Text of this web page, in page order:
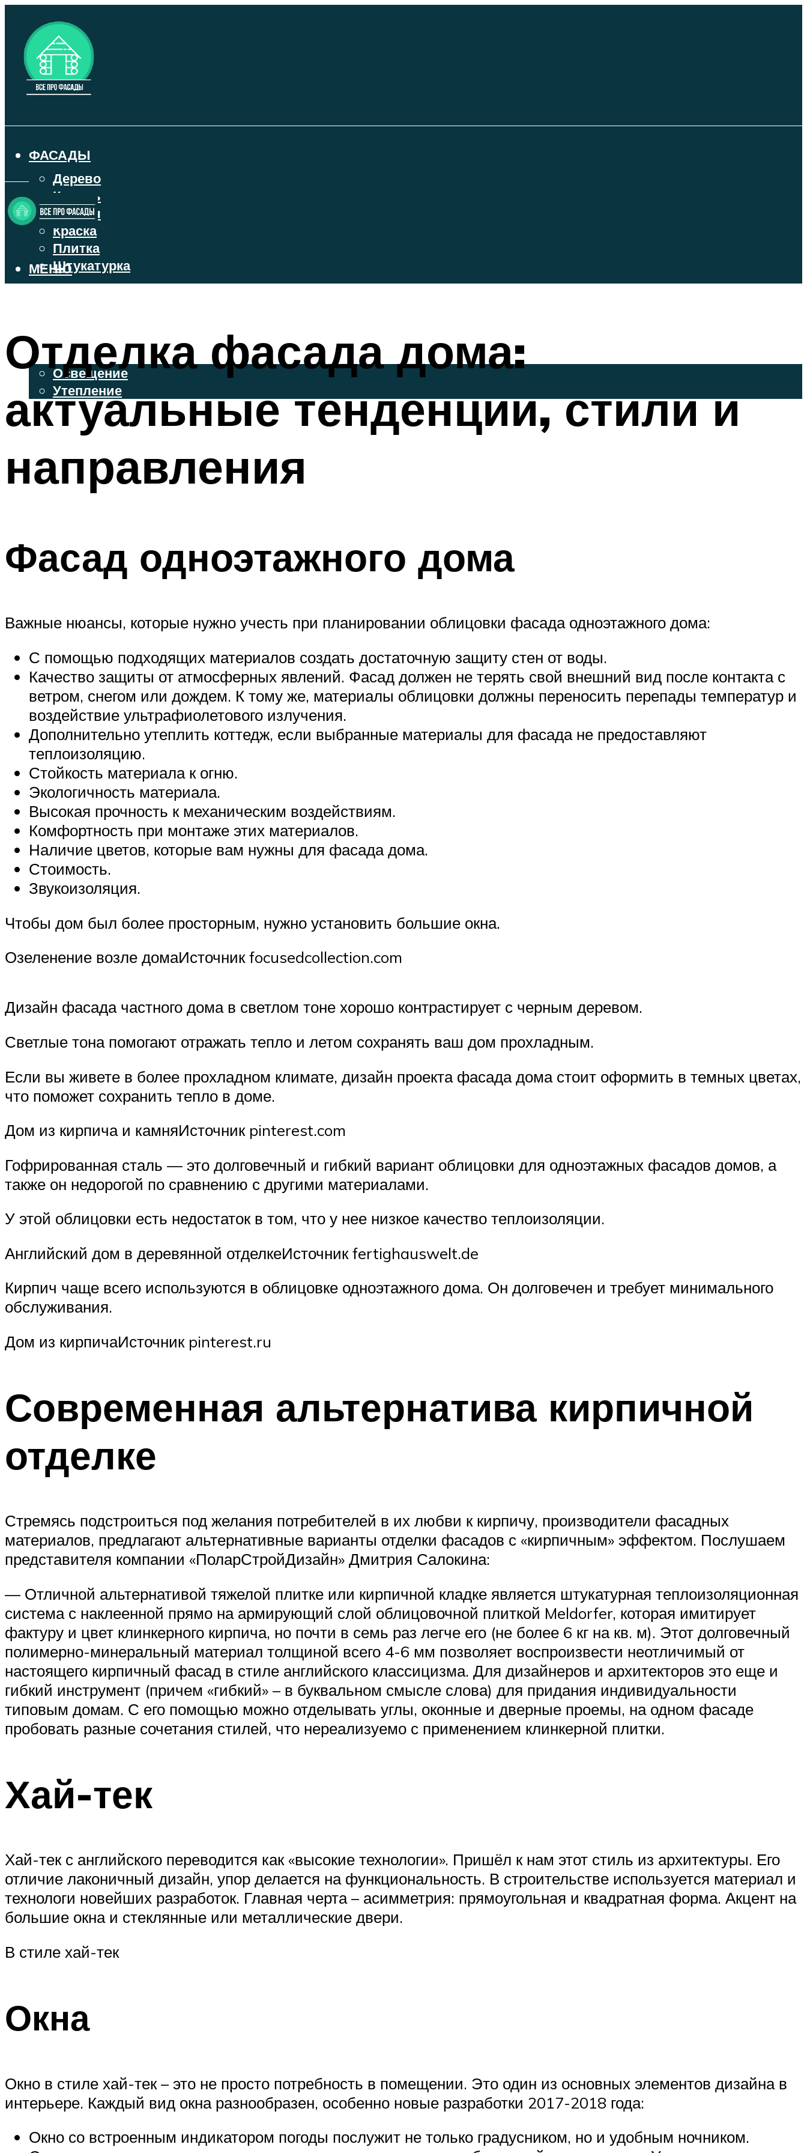
ФАСАДЫ
Дерево
Камень
Кирпич
Краска
Плитка
Штукатурка
ВЕНТИЛИРУЕМЫЕ ФАСАДЫ
ОСВЕЩЕНИЕ И УТЕПЛЕНИЕ
Освещение
Утепление
ДЕКОР
МЕНЮ
МЕНЮ
Отделка фасада дома:
актуальные тенденции, стили и
направления
Фасад одноэтажного дома
Важные нюансы, которые нужно учесть при планировании облицовки фасада одноэтажного дома:
С помощью подходящих материалов создать достаточную защиту стен от воды.
Качество защиты от атмосферных явлений. Фасад должен не терять свой внешний вид после контакта с
ветром, снегом или дождем. К тому же, материалы облицовки должны переносить перепады температур и
воздействие ультрафиолетового излучения.
Дополнительно утеплить коттедж, если выбранные материалы для фасада не предоставляют
теплоизоляцию.
Стойкость материала к огню.
Экологичность материала.
Высокая прочность к механическим воздействиям.
Комфортность при монтаже этих материалов.
Наличие цветов, которые вам нужны для фасада дома.
Стоимость.
Звукоизоляция.
Чтобы дом был более просторным, нужно установить большие окна.
Озеленение возле домаИсточник focusedcollection.com
Дизайн фасада частного дома в светлом тоне хорошо контрастирует с черным деревом.
Светлые тона помогают отражать тепло и летом сохранять ваш дом прохладным.
Если вы живете в более прохладном климате, дизайн проекта фасада дома стоит оформить в темных цветах,
что поможет сохранить тепло в доме.
Дом из кирпича и камняИсточник pinterest.com
Гофрированная сталь — это долговечный и гибкий вариант облицовки для одноэтажных фасадов домов, а
также он недорогой по сравнению с другими материалами.
У этой облицовки есть недостаток в том, что у нее низкое качество теплоизоляции.
Английский дом в деревянной отделкеИсточник fertighauswelt.de
Кирпич чаще всего используются в облицовке одноэтажного дома. Он долговечен и требует минимального
обслуживания.
Дом из кирпичаИсточник pinterest.ru
Современная альтернатива кирпичной
отделке
Стремясь подстроиться под желания потребителей в их любви к кирпичу, производители фасадных
материалов, предлагают альтернативные варианты отделки фасадов с «кирпичным» эффектом. Послушаем
представителя компании «ПоларСтройДизайн» Дмитрия Салокина:
— Отличной альтернативой тяжелой плитке или кирпичной кладке является штукатурная теплоизоляционная
система с наклеенной прямо на армирующий слой облицовочной плиткой Meldorfer, которая имитирует
фактуру и цвет клинкерного кирпича, но почти в семь раз легче его (не более 6 кг на кв. м). Этот долговечный
полимерно-минеральный материал толщиной всего 4-6 мм позволяет воспроизвести неотличимый от
настоящего кирпичный фасад в стиле английского классицизма. Для дизайнеров и архитекторов это еще и
гибкий инструмент (причем «гибкий» – в буквальном смысле слова) для придания индивидуальности
типовым домам. С его помощью можно отделывать углы, оконные и дверные проемы, на одном фасаде
пробовать разные сочетания стилей, что нереализуемо с применением клинкерной плитки.
Хай-тек
Хай-тек с английского переводится как «высокие технологии». Пришёл к нам этот стиль из архитектуры. Его
отличие лаконичный дизайн, упор делается на функциональность. В строительстве используется материал и
технологи новейших разработок. Главная черта – асимметрия: прямоугольная и квадратная форма. Акцент на
большие окна и стеклянные или металлические двери.
В стиле хай-тек
Окна
Окно в стиле хай-тек – это не просто потребность в помещении. Это один из основных элементов дизайна в
интерьере. Каждый вид окна разнообразен, особенно новые разработки 2017-2018 года:
Окно со встроенным индикатором погоды послужит не только градусником, но и удобным ночником.